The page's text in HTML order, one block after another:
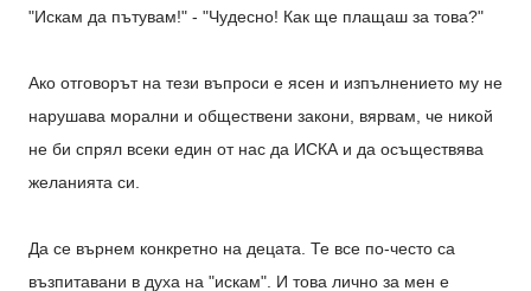
"Искам да пътувам!" - "Чудесно! Как ще плащаш за това?"
Ако отговорът на тези въпроси е ясен и изпълнението му не
нарушава морални и обществени закони, вярвам, че никой
не би спрял всеки един от нас да ИСКА и да осъществява
желанията си.
Да се върнем конкретно на децата. Те все по-често са
възпитавани в духа на "искам". И това лично за мен е